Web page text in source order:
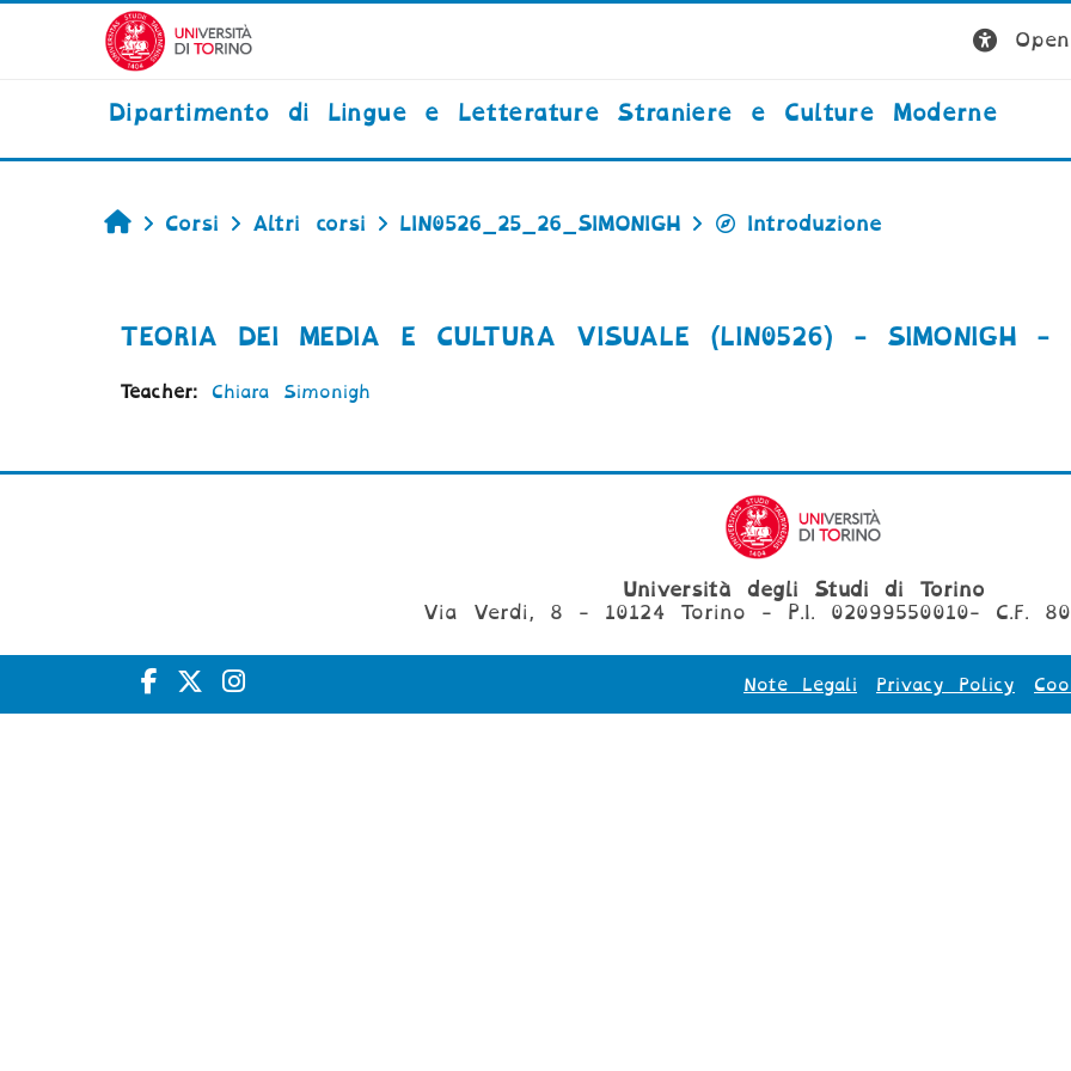
Vai al contenuto principale
Dipartimento di Lingue e Letterature Straniere e Culture Moderne
Home
Corsi Altri corsi LIN0526_25_26_SIMONIGH Introduzione
TEORIA DEI MEDIA E CULTURA VISUALE (LIN0526) - SIMONIGH -
Teacher: Chiara Simonigh
Università degli Studi di Torino
Via Verdi, 8 - 10124 Torino - P.I. 02099550010- C.F.
Note Legali Privacy Policy